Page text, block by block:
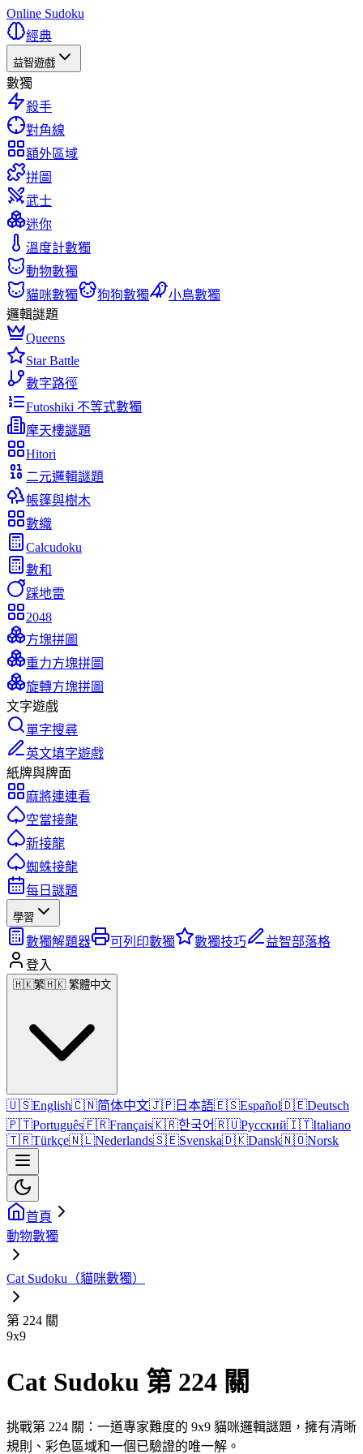
Online Sudoku
經典
益智遊戲
數獨
殺手
對角線
額外區域
拼圖
武士
迷你
溫度計數獨
動物數獨
貓咪數獨
狗狗數獨
小鳥數獨
邏輯謎題
Queens
Star Battle
數字路徑
Futoshiki 不等式數獨
摩天樓謎題
Hitori
二元邏輯謎題
帳篷與樹木
數織
Calcudoku
數和
踩地雷
2048
方塊拼圖
重力方塊拼圖
旋轉方塊拼圖
文字遊戲
單字搜尋
英文填字遊戲
紙牌與牌面
麻將連連看
空當接龍
新接龍
蜘蛛接龍
每日謎題
學習
數獨解題器 可列印數獨 數獨技巧
益智部落格
登入
🇭🇰繁🇭🇰 繁體中文
🇺🇸English🇨🇳简体中文🇯🇵 日本語🇪🇸Español🇩🇪Deutsch
🇵🇹Português🇫🇷Français🇰🇷한국어🇷🇺Русский🇮🇹Italiano
🇹🇷Türkçe🇳🇱Nederlands🇸🇪Svenska🇩🇰Dansk🇳🇴Norsk
首頁
動物數獨
Cat Sudoku（貓咪數獨）
第 224 關
9x9
Cat Sudoku 第 224 關
挑戰第 224 關：一道專家難度的 9x9 貓咪邏輯謎題，擁有清晰
規則、彩色區域和一個已驗證的唯一解。